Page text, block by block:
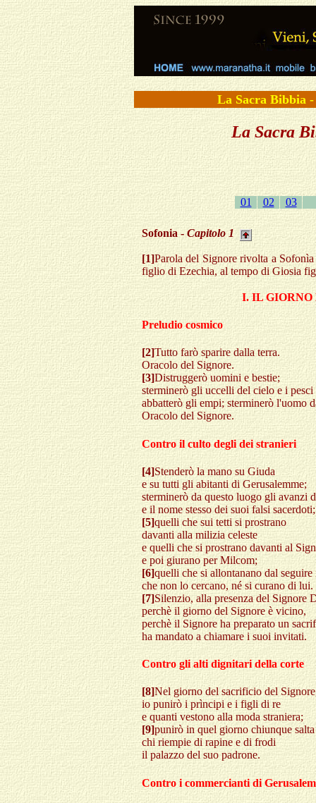
La Sacra
La Sacra
01 02 03
Sofonia - Capitolo 1
[1]Parola del Signore rivolta a
figlio di Ezechia, al tempo di Giosia
I. IL GIORNO
Preludio cosmico
[2]Tutto farò sparire dalla terra.
Oracolo del Signore.
[3]Distruggerò uomini e bestie;
sterminerò gli uccelli del cielo e i pesci
abbatterò gli empi; sterminerò l'uomo
Oracolo del Signore.
Contro il culto degli dei stranieri
[4]Stenderò la mano su Giuda
e su tutti gli abitanti di Gerusalemme;
sterminerò da questo luogo gli avanzi
e il nome stesso dei suoi falsi sacerdoti;
[5]quelli che sui tetti si prostrano
davanti alla milizia celeste
e quelli che si prostrano davanti al
e poi giurano per Milcom;
[6]quelli che si allontanano dal
che non lo cercano, né si curano di lui.
[7]Silenzio, alla presenza del Signore
perchè il giorno del Signore è vicino,
perchè il Signore ha preparato un
ha mandato a chiamare i suoi invitati.
Contro gli alti dignitari della corte
[8]Nel giorno del sacrificio del
io punirò i prìncipi e i figli di re
e quanti vestono alla moda straniera;
[9]punirò in quel giorno chiunque
chi riempie di rapine e di frodi
il palazzo del suo padrone.
Contro i commercianti di